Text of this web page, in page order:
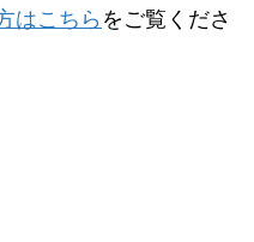
はこちらをご覧くださ